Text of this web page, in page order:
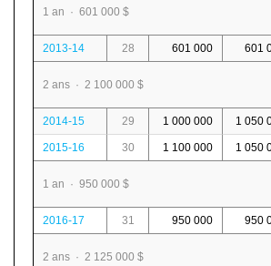
1 an · 601 000 $
2013-14 28 601 000 601
2 ans · 2 100 000 $
2014-15 29 1 000 000 1 050
2015-16 30 1 100 000 1 050
1 an · 950 000 $
2016-17 31 950 000 950
2 ans · 2 125 000 $